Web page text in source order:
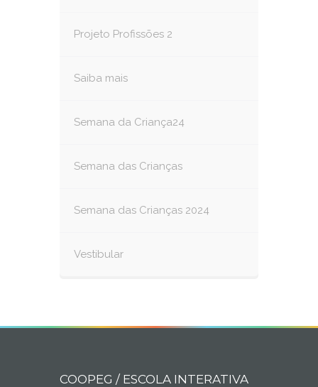
Projeto Profissões 2
Saiba mais
Semana da Criança24
Semana das Crianças
Semana das Crianças 2024
Vestibular
COOPEG / ESCOLA INTERATIVA